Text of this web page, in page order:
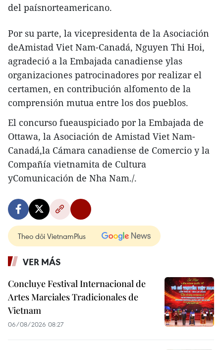
del paísnorteamericano.
Por su parte, la vicepresidenta de la Asociación
deAmistad Viet Nam-Canadá, Nguyen Thi Hoi,
agradeció a la Embajada canadiense ylas
organizaciones patrocinadores por realizar el
certamen, en contribución alfomento de la
comprensión mutua entre los dos pueblos.
El concurso fueauspiciado por la Embajada de
Ottawa, la Asociación de Amistad Viet Nam-
Canadá,la Cámara canadiense de Comercio y la
Compañía vietnamita de Cultura
yComunicación de Nha Nam./.
Theo dõi VietnamPlus
VER MÁS
Concluye Festival Internacional de
Artes Marciales Tradicionales de
Vietnam
06/08/2026 08:27